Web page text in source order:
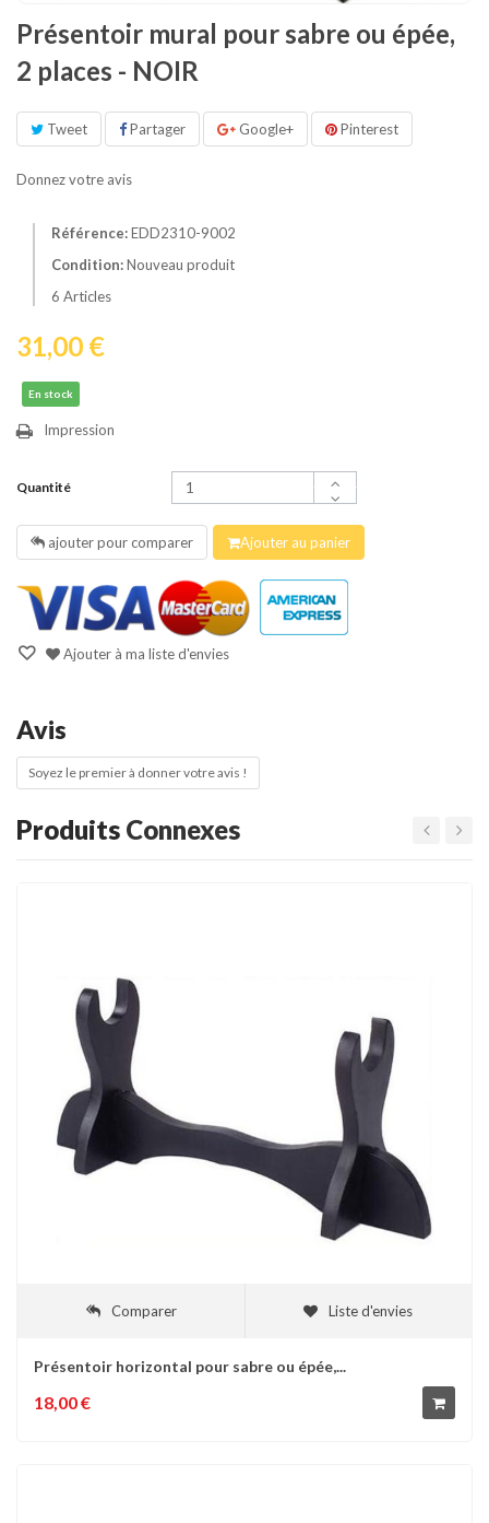
Présentoir mural pour sabre ou épée,
2 places - NOIR
Tweet Partager Google+ Pinterest
Donnez votre avis
Référence:EDD2310-9002
Condition:Nouveau produit
6 Articles
31,00 €
En stock
Impression
Quantité
ajouter pour comparer Ajouter au panier
Ajouter à ma liste d'envies
Avis
Soyez le premier à donner votre avis !
Produits Connexes
Comparer Liste d'envies
Présentoir horizontal pour sabre ou épée,...
18,00 €